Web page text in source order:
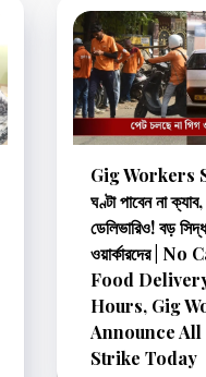
Gig Workers
ঘণ্টা পাবেন না
ডেলিভারিও! বড়
ওয়ার্কারদের | No
Food
Hours, Gig
Announce
Strike Today